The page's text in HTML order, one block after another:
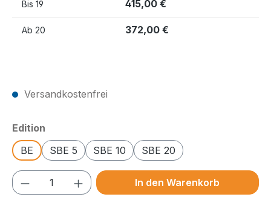
Bis 19 415,00 €
Ab 20 372,00 €
Versandkostenfrei
Edition
BE
SBE 5 SBE 10 SBE 20
Produkt Anzahl: Gib den gewünschten
In den Warenkorb